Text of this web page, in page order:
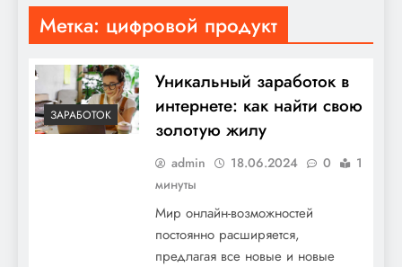
Метка: цифровой продукт
ЗАРАБОТОК
Уникальный заработок в
интернете: как найти свою
золотую жилу
admin 18.06.2024 0
1
минуты
Мир онлайн-возможностей
постоянно расширяется,
предлагая все новые и новые